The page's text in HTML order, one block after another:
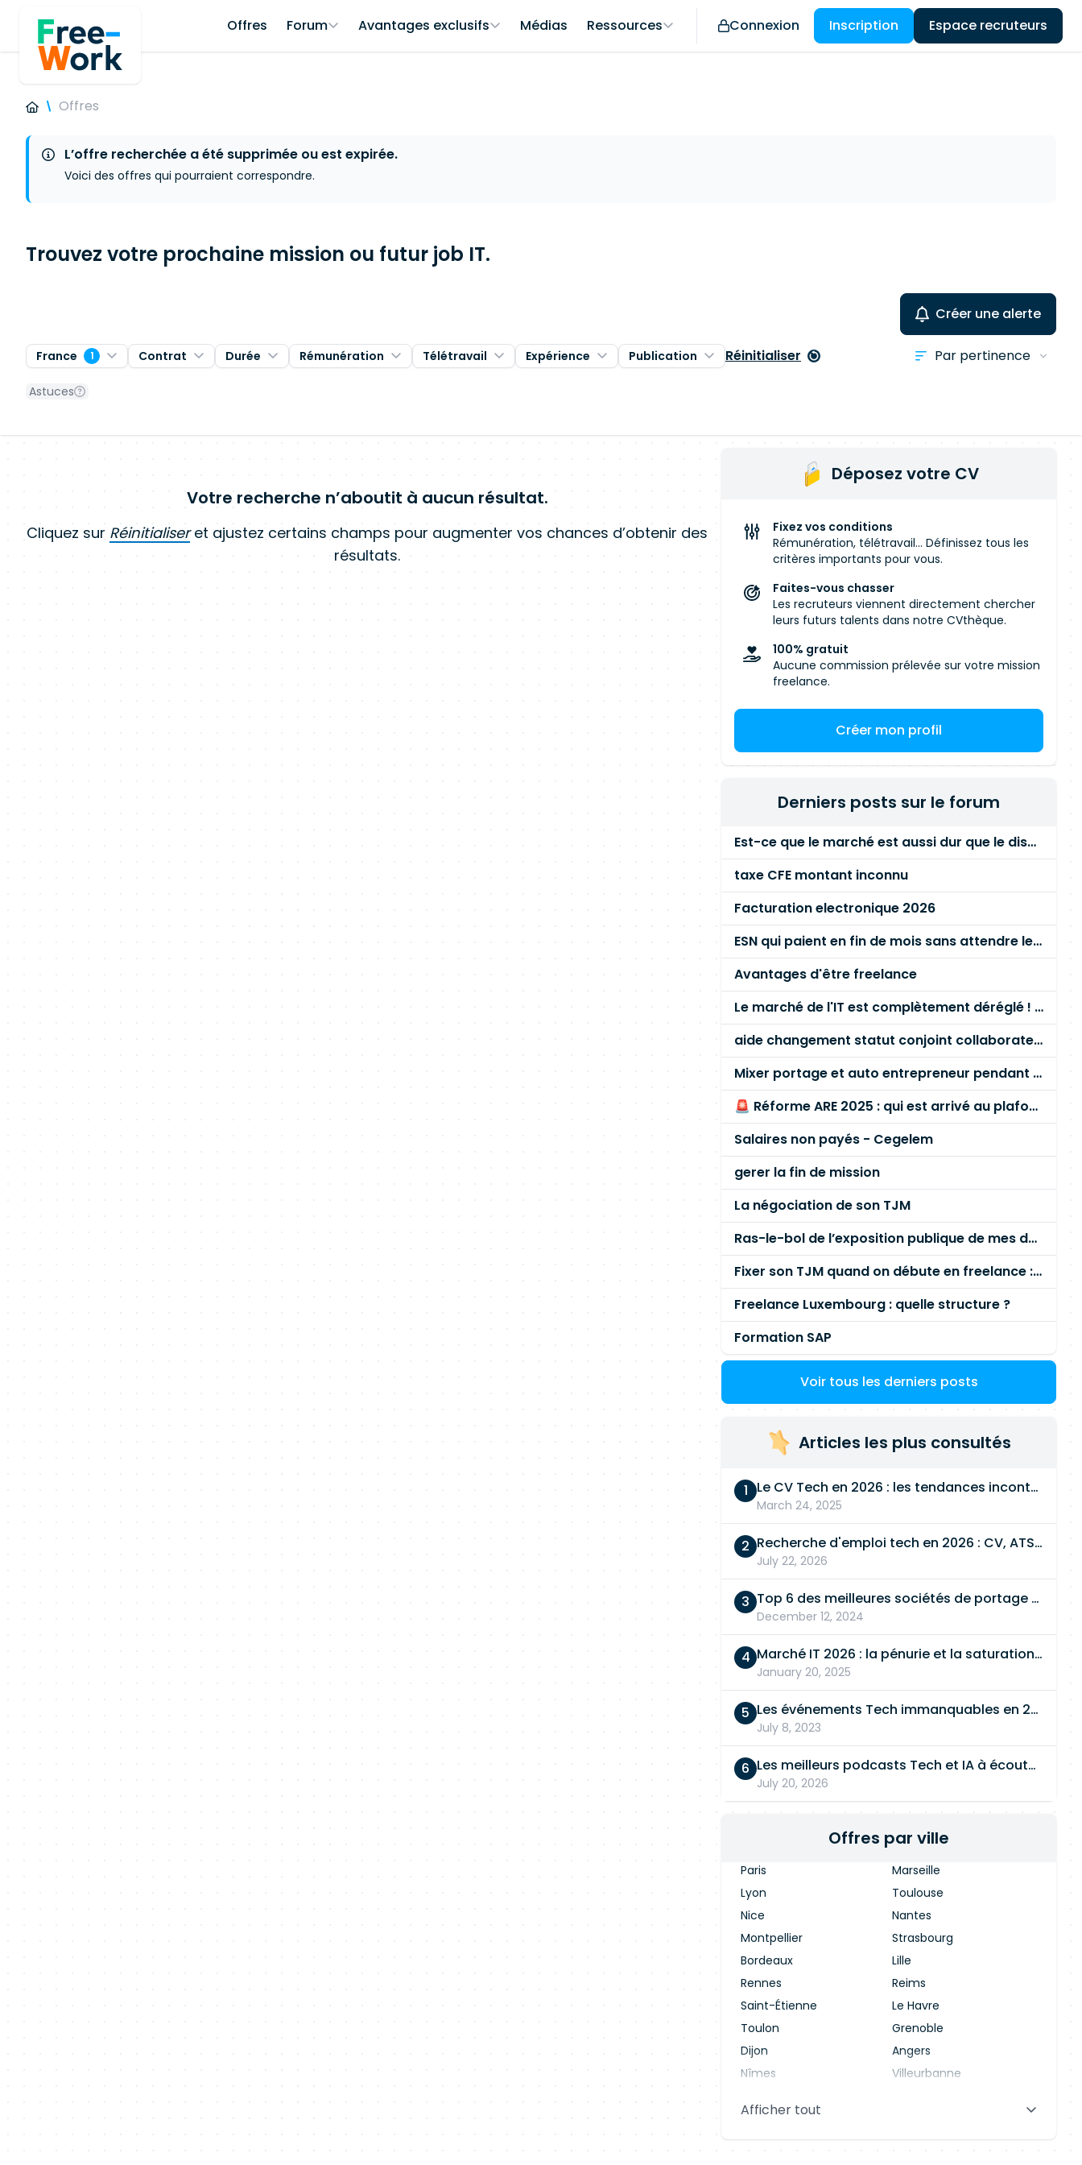
Offres Forum Avantages exclusifs Médias Ressources Connexion Inscription Espace recruteurs
Offres
L’offre recherchée a été supprimée ou est expirée.
Voici des offres qui pourraient correspondre.
Trouvez votre prochaine mission ou futur job IT.
Créer une alerte
France 1 Contrat Durée Rémunération Télétravail Expérience Publication Réinitialiser
Astuces
Votre recherche n’aboutit à aucun résultat.
Cliquez sur Réinitialiseret ajustez certains champs pour augmenter vos chances d’obtenir des
résultats.
Déposez votre CV
Fixez vos conditions
Rémunération, télétravail... Définissez tous les
critères importants pour vous.
Faites-vous chasser
Les recruteurs viennent directement chercher
leurs futurs talents dans notre CVthèque.
100% gratuit
Aucune commission prélevée sur votre mission
freelance.
Créer mon profil
Derniers posts sur le forum
Est-ce que le marché est aussi dur que le disent les commerciaux ?
taxe CFE montant inconnu
Facturation electronique 2026
ESN qui paient en fin de mois sans attendre le paiement client ?
Avantages d'être freelance
Le marché de l'IT est complètement déréglé ! STOP à cette mascarade ! Il faut s'unir et résister !
aide changement statut conjoint collaborateur
Mixer portage et auto entrepreneur pendant des années - quel risque ?
🚨 Réforme ARE 2025 : qui est arrivé au plafond des 60 % en gardant son entreprise ?
Salaires non payés - Cegelem
gerer la fin de mission
La négociation de son TJM
Ras-le-bol de l’exposition publique de mes données personnelles liées à mon entreprise
Fixer son TJM quand on débute en freelance : la méthode mathématique (et pas au feeling) 🛑
Freelance Luxembourg : quelle structure ?
Formation SAP
Voir tous les derniers posts
Articles les plus consultés
Le CV Tech en 2026 : les tendances incontournables
March 24, 2025
Recherche d'emploi tech en 2026 : CV, ATS, entretien… On vous dit tout
July 22, 2026
Top 6 des meilleures sociétés de portage salarial
December 12, 2024
Marché IT 2026 : la pénurie et la saturation, en même temps
January 20, 2025
Les événements Tech immanquables en 2026
July 8, 2023
Les meilleurs podcasts Tech et IA à écouter en 2026
July 20, 2026
Offres par ville
Paris
Marseille
Lyon
Toulouse
Nice
Nantes
Montpellier
Strasbourg
Bordeaux
Lille
Rennes
Reims
Saint-Étienne
Le Havre
Toulon
Grenoble
Dijon
Angers
Nîmes
Villeurbanne
Aix-en-Provence
Afficher tout